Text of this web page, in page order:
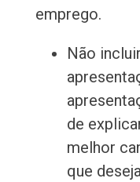
emprego.
Não
de
melhor
que